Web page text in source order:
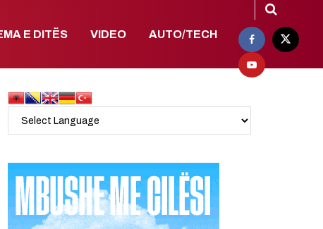
E DITËS VIDEO AUTO/TECH